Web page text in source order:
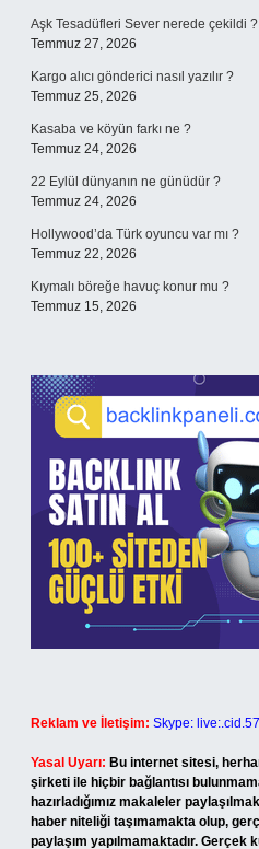
Aşk Tesadüfleri Sever nerede çekildi ?
Temmuz 27, 2026
Kargo alıcı gönderici nasıl yazılır ?
Temmuz 25, 2026
Kasaba ve köyün farkı ne ?
Temmuz 24, 2026
22 Eylül dünyanın ne günüdür ?
Temmuz 24, 2026
Hollywood’da Türk oyuncu var mı ?
Temmuz 22, 2026
Kıymalı böreğe havuç konur mu ?
Temmuz 15, 2026
Reklam ve İletişim: Skype:
Yasal Uyarı: Bu internet sitesi,
şirketi ile hiçbir bağlantısı
hazırladığımız makaleler
haber niteliği taşımamakta olup,
paylaşım yapılmamaktadır. Gerçek